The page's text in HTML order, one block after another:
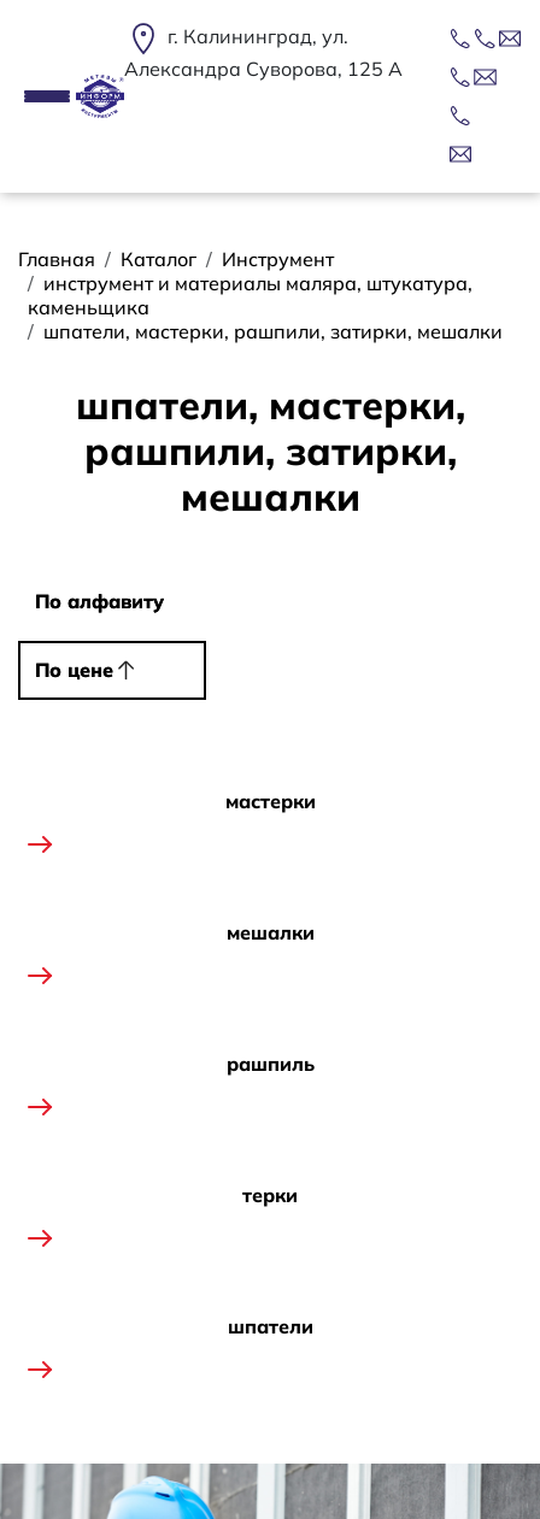
г. Калининград, ул.
Александра Суворова, 125 А
Строка навигации
Главная Каталог
Инструмент
инструмент и материалы маляра, штукатура,
каменьщика
шпатели, мастерки, рашпили, затирки, мешалки
шпатели, мастерки,
рашпили, затирки,
мешалки
По алфавиту
По алфавиту
По цене
По цене
мастерки
мешалки
рашпиль
терки
шпатели